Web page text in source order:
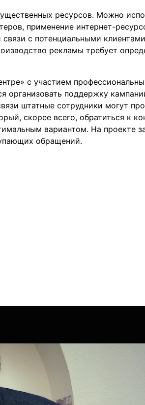
ресурсов. Можно
применение интернет-
с потенциальными
рекламы требует
с участием
поддержку
штатные сотрудники могут
скорее всего, обратиться к
вариантом. На проекте
обращений.